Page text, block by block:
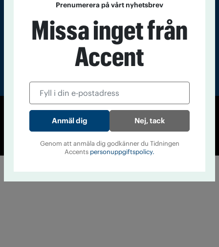
Accent
© Tidningen Accent 2026
Cookiepolicy
Personuppgiftspolicy
Prenumerera på vårt nyhetsbrev
Missa inget från
Accent
Nej, tack
Genom att anmäla dig godkänner du Tidningen
Accents personuppgiftspolicy.